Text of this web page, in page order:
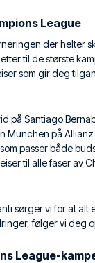
League
der helter
til de største
som gir deg
på Santiago
München på
passer både
til alle faser av
sørger vi for at alt
følger vi deg
League-